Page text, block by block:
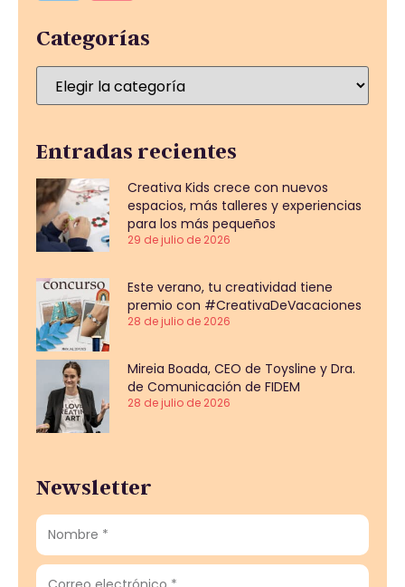
Categorías
Entradas recientes
Creativa Kids crece con nuevos
espacios, más talleres y experiencias
para los más pequeños
29 de julio de 2026
Este verano, tu creatividad tiene
premio con #CreativaDeVacaciones
28 de julio de 2026
Mireia Boada, CEO de Toysline y Dra.
de Comunicación de FIDEM
28 de julio de 2026
Newsletter